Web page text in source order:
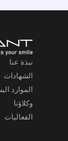
نبذة عنا
الشهادات
الموارد
وكلاؤنا
الفعاليات